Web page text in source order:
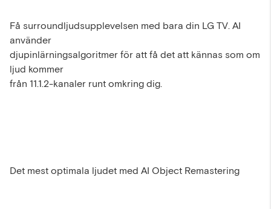
Få surroundljudsupplevelsen med bara din LG TV. AI
använder
djupinlärningsalgoritmer för att få det att kännas som om
ljud kommer
från 11.1.2-kanaler runt omkring dig.
Det mest optimala ljudet med AI Object Remastering